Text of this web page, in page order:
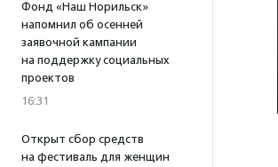
Фонд «Наш Норильск»
напомнил об осенней
заявочной кампании
на поддержку социальных
проектов
16:31
Открыт сбор средств
на фестиваль для женщин